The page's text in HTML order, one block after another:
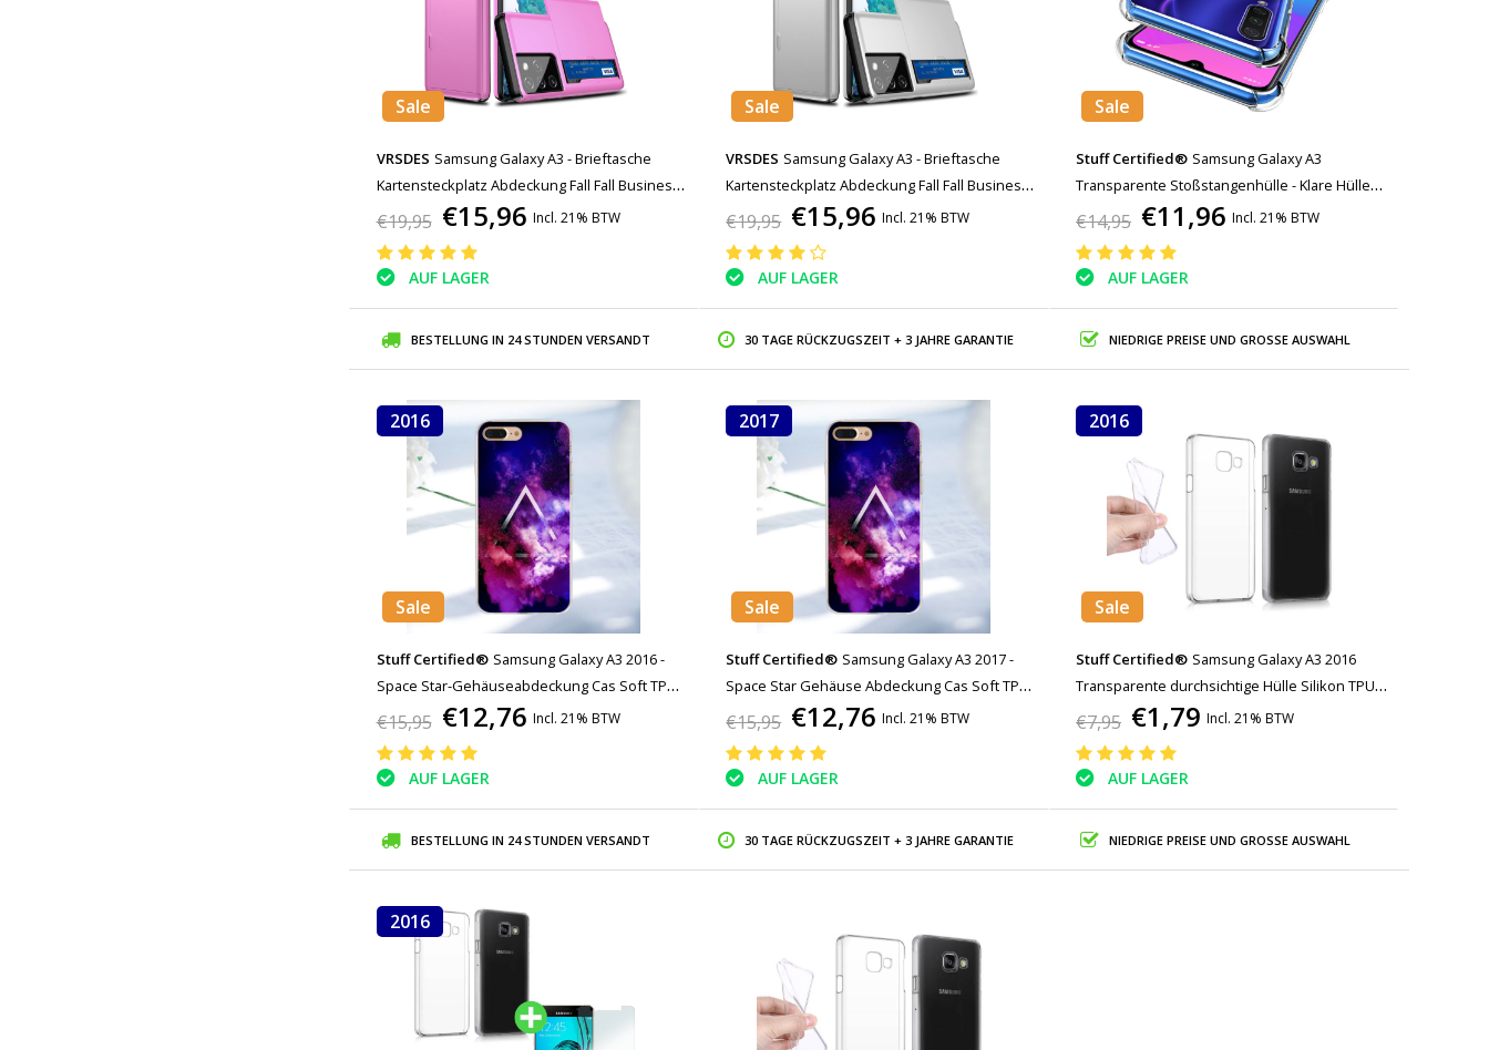
Sale
VRSDES Samsung Galaxy A3 - Brieftasche
Kartensteckplatz Abdeckung Fall Fall Business
Lila
€19,95 €15,96 Incl. 21% BTW
AUF LAGER
Sale
VRSDES Samsung Galaxy A3 - Brieftasche
Kartensteckplatz Abdeckung Fall Fall Business
Weiß
€19,95 €15,96 Incl. 21% BTW
AUF LAGER
Sale
Stuff Certified® Samsung Galaxy A3
Transparente Stoßstangenhülle - Klare Hülle
Silikon TPU Anti-Shock
€14,95 €11,96 Incl. 21% BTW
AUF LAGER
BESTELLUNG IN 24 STUNDEN VERSANDT 30 TAGE RÜCKZUGSZEIT + 3 JAHRE GARANTIE NIEDRIGE PREISE UND GROSSE AUSWAHL
2016
Sale
Stuff Certified® Samsung Galaxy A3 2016 -
Space Star-Gehäuseabdeckung Cas Soft TPU-
Hülle
€15,95 €12,76 Incl. 21% BTW
AUF LAGER
2017
Sale
Stuff Certified® Samsung Galaxy A3 2017 -
Space Star Gehäuse Abdeckung Cas Soft TPU
Gehäuse
€15,95 €12,76 Incl. 21% BTW
AUF LAGER
2016
Sale
Stuff Certified® Samsung Galaxy A3 2016
Transparente durchsichtige Hülle Silikon TPU
Hülle
€7,95 €1,79 Incl. 21% BTW
AUF LAGER
BESTELLUNG IN 24 STUNDEN VERSANDT 30 TAGE RÜCKZUGSZEIT + 3 JAHRE GARANTIE NIEDRIGE PREISE UND GROSSE AUSWAHL
2016